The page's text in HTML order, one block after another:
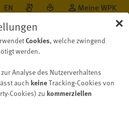
EN Meine WPK
Klausuren 2014-2018
✕
Cookies, welche zwingend
werden.
Analyse des Nutzerverhaltens
auch keineTracking-Cookies von
Cookies) zu kommerziellen